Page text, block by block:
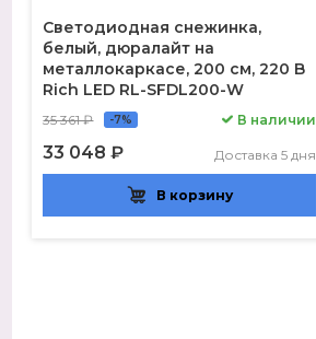
Светодиодная снежинка,
белый, дюралайт на
металлокаркасе, 200 см, 220 B
Rich LED RL-SFDL200-W
35 361 ₽ -7%
33 048 ₽
В наличии
Доставка 5 дня
В корзину